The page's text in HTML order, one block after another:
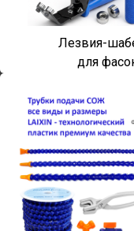
Лезвия-
для